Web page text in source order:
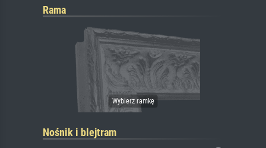
Rama
Nośnik i blejtram